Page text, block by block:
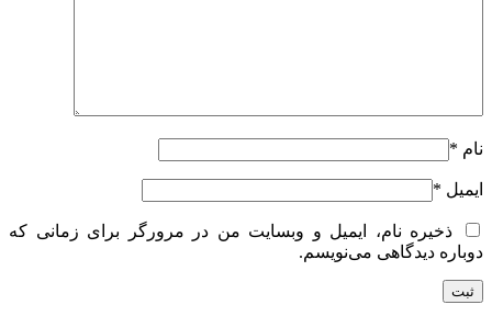
نام *
ایمیل *
ذخیره نام، ایمیل و وبسایت من در مرورگر برای زمانی که
دوباره دیدگاهی می‌نویسم.